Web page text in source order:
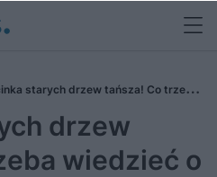
starych drzew tańsza! Co trzeba
wycinki drzew i krzewów
drzew
wiedzieć o